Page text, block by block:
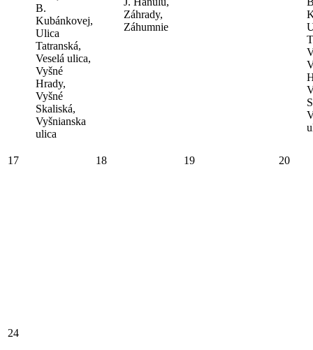
B.
Kubánkovej,
Ulica
Tatranská,
Veselá ulica,
Vyšné
Hrady,
Vyšné
Skaliská,
Vyšnianska
ulica
Záhrady,
Záhumnie
17 18 19 20
24